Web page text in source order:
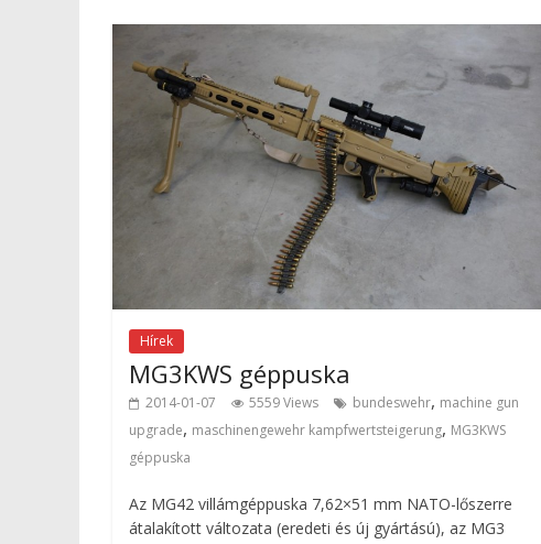
Hírek
MG3KWS géppuska
2014-01-07 5559 Views bundeswehr, machine gun
upgrade, maschinengewehr kampfwertsteigerung, MG3KWS
géppuska
Az MG42 villámgéppuska 7,62×51 mm NATO-lőszerre
átalakított változata (eredeti és új gyártású), az MG3